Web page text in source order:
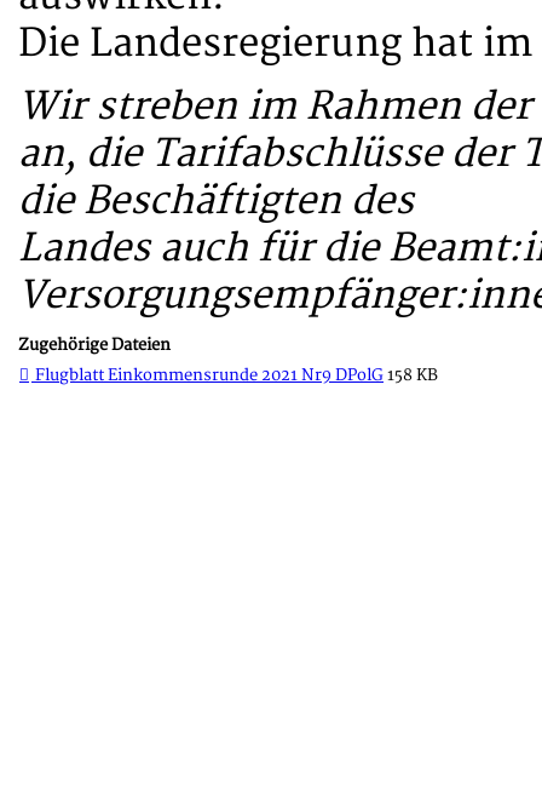
Die Landesregierung hat
Wir streben im Rahmen
an, die Tarifabschlüsse
die Beschäftigten des
Landes auch für die
Zugehörige Dateien
Flugblatt Einkommensrunde 2021 Nr9 DPolG158 KB